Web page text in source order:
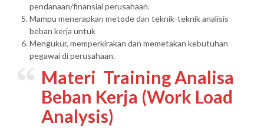
pendanaan/finansial perusahaan.
Mampu menerapkan metode dan teknik-teknik analisis
beban kerja untuk
Mengukur, memperkirakan dan memetakan kebutuhan
pegawai di perusahaan.
Materi Training Analisa
Beban Kerja (Work Load
Analysis)